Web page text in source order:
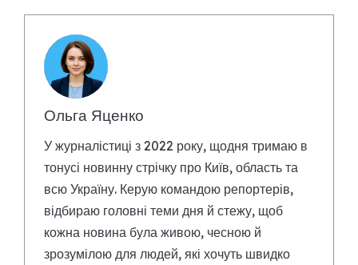
Ольга Яценко
У журналістиці з 2022 року, щодня тримаю в
тонусі новинну стрічку про Київ, область та
всю Україну. Керую командою репортерів,
відбираю головні теми дня й стежу, щоб
кожна новина була живою, чесною й
зрозумілою для людей, які хочуть швидко